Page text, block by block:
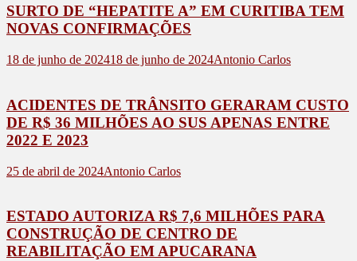
SURTO DE “HEPATITE A” EM CURITIBA TEM
NOVAS CONFIRMAÇÕES
18 de junho de 202418 de junho de 2024Antonio Carlos
ACIDENTES DE TRÂNSITO GERARAM CUSTO
DE R$ 36 MILHÕES AO SUS APENAS ENTRE
2022 E 2023
25 de abril de 2024Antonio Carlos
ESTADO AUTORIZA R$ 7,6 MILHÕES PARA
CONSTRUÇÃO DE CENTRO DE
REABILITAÇÃO EM APUCARANA